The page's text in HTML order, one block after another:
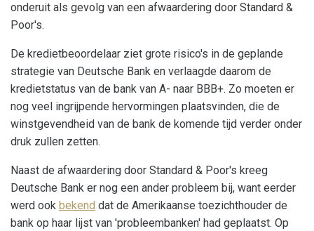
onderuit als gevolg van een afwaardering door Standard &
Poor's.
De kredietbeoordelaar ziet grote risico's in de geplande
strategie van Deutsche Bank en verlaagde daarom de
kredietstatus van de bank van A- naar BBB+. Zo moeten er
nog veel ingrijpende hervormingen plaatsvinden, die de
winstgevendheid van de bank de komende tijd verder onder
druk zullen zetten.
Naast de afwaardering door Standard & Poor's kreeg
Deutsche Bank er nog een ander probleem bij, want eerder
werd ook bekend dat de Amerikaanse toezichthouder de
bank op haar lijst van 'probleembanken' had geplaatst. Op